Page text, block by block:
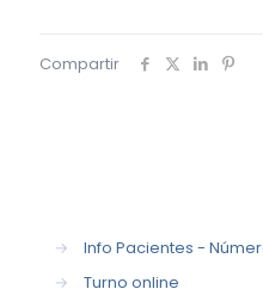
Compartir
→
Info Pacientes -
→
Turno online